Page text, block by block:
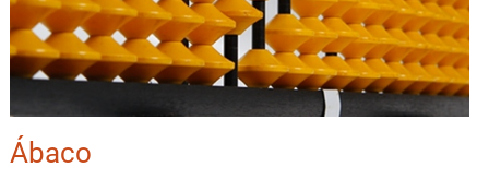
Ábaco